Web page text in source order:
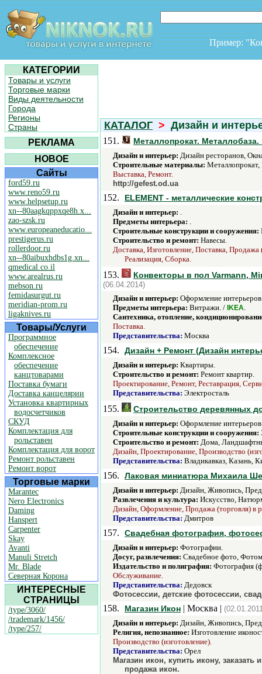
Пример:
КАТЕГОРИИ
Товары и услуги
Торговые марки
Виды деятельности
Города
Регионы
Страны
РЕКЛАМА
НОВОЕ
Сайты
ford59.ru
www.reno59.ru
www.helpsetup.ru
xn--80aagkqppxqe8h.x...
zao-szsk.ru
www.europeaneducatio...
prestigerus.ru
rollerdoor.ru
xn--80aibuxhdbs1g.xn...
qmedical.co.il
www.arealrus.ru
mebson.ru
femidasurgut.ru
meridian-prom.ru
ligaknives.ru
Товары/Услуги
Программное
обеспечение
Комплексное
обеспечение
канцтоварами
Поставка бумаги
Доставка канцелярии
Установка квартирных
водосчетчиков
СКУД
Комплектация для
рольставен
Комплектация для ворот
Ремонт рольставен
Ремонт ворот
Торговые марки
Marantec
Nero Electronics
Daming
Hanspert
Carpenter
Skay
Avanti
Manuli Stretch
Mr. Blade
Северная Корона
ИНТЕРЕСНЫЕ
СТРАНИЦЫ
/type/3060/
/trademark/1456/
/type/257/
КАТАЛОГ > Дизайн и
151. Металлопрокат.
Дизайн и интерьер: Дизайн ресторанов,
Строительные материалы:
Выставка, Ремонт.
http://gefest.od.ua
152. ELEMENT - металлические
Дизайн и интерьер: .
Предметы интерьера: .
Строительные конструкции и сооружения:
Строительство и ремонт: Навесы.
Доставка, Изготовление, Поставка,
Реализация, Сборка.
153. Конвекторы в пол Varmann,
(06.04.2014)
Дизайн и интерьер: Оформление
Предметы интерьера: Витражи. / IKEA.
Сантехника, отопление,
Поставка.
Представительства: Москва
154. Дизайн + Ремонт (Дизайн
Дизайн и интерьер: Квартиры.
Строительство и ремонт: Ремонт квартир.
Проектирование, Ремонт, Реставрация,
Представительства: Электросталь
155. Строительство деревянных
Дизайн и интерьер: Оформление
Строительные конструкции и сооружения:
Строительство и ремонт: Дома,
Дизайн, Проектирование, Производство
Представительства: Владикавказ, Казань,
156. Лаковая миниатюра Михаила
Дизайн и интерьер: Дизайн, Живопись,
Развлечения и культура: Искусство,
Дизайн, Оформление, Продажа (торговля) в
Представительства: Дмитров
157. Свадебная фотография,
Дизайн и интерьер: Фотографии.
Досуг, развлечения: Свадебное фото,
Издательство и полиграфия: Фотография
Обслуживание.
Представительства: Дедовск
Фотосессии, детские фотосессии,
158. Магазин Икон | Москва |
Дизайн и интерьер: Дизайн, Живопись,
Религия, непознанное: Изготовление
Производство (изготовление).
Представительства: Орел
Магазин икон, купить икону,
продажа икон.